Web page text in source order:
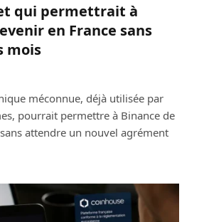
qui permettrait à
en France sans
mois
méconnue, déjà utilisée par
pourrait permettre à Binance de
attendre un nouvel agrément